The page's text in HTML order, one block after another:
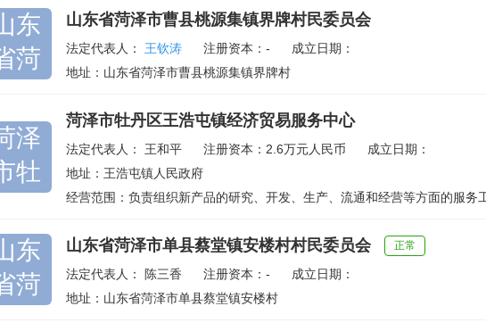
东
菏
山东省菏泽市曹县桃源集镇界牌村民委员会
法定代表人： 王钦涛 注册资本：-
成立日期：
地址：山东省菏泽市曹县桃源集镇界牌村
泽
牡
菏泽市牡丹区王浩屯镇经济贸易服务中心
法定代表人： 王和平 注册资本：2.6万元人民币
成立日期：
地址：王浩屯镇人民政府
经营范围：负责组织新产品的研究、开发、生产、流通和经营等方面的服务
东
菏
山东省菏泽市单县蔡堂镇安楼村村民委员会 正常
法定代表人： 陈三香 注册资本：-
成立日期：
地址：山东省菏泽市单县蔡堂镇安楼村